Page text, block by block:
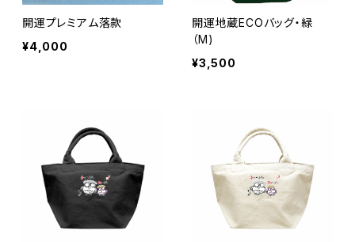
開運プレミアム落款
¥4,000
開運地蔵ECOバッグ・緑
（M)
¥3,500